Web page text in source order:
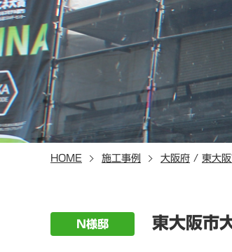
HOME 施工事例 大阪府 / 東大
N様邸 東大阪市